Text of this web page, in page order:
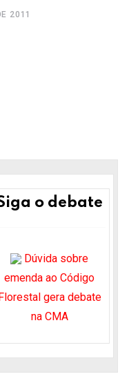
2011
o debate
Dúvida sobre
emenda ao Código
gera debate
na CMA